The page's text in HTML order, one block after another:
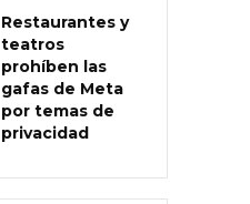
Restaurantes y
teatros
prohíben las
gafas de Meta
por temas de
privacidad